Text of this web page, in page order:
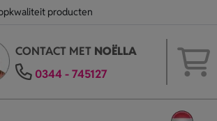
producten
CONTACT MET NOËLLA
0344 - 745127